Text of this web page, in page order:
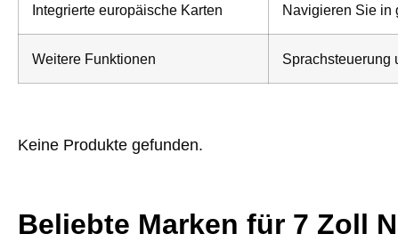
Integrierte europäische Karten Navigieren Sie in
Weitere Funktionen Sprachsteuerung
Keine Produkte gefunden.
Beliebte Marken für 7 Zoll